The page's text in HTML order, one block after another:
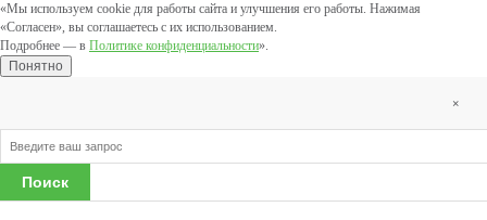
«Мы используем cookie для работы сайта и улучшения его работы. Нажимая
«Согласен», вы соглашаетесь с их использованием.
Подробнее — в Политике конфиденциальности».
Понятно
×